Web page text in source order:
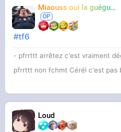
Miaouss oui la guéguérre
#tf6
- pfrrttt arrêtez c'est vraiment
pfrrttt non fchmt Cérél c'est pas
Loud